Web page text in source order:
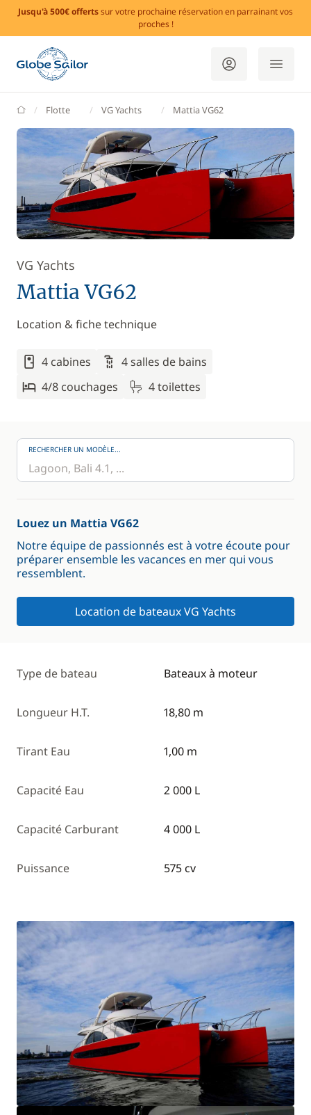
Jusqu'à 500€ offertssur votre prochaine réservation en parrainant vos
proches !
GlobeSailor
Flotte VG Yachts Mattia VG62
VG Yachts
Mattia VG62
Location & fiche technique
4 cabines
4 salles de bains
4/8 couchages
4 toilettes
RECHERCHER UN MODÈLE...
Louez un Mattia VG62
Notre équipe de passionnés est à votre écoute pour
préparer ensemble les vacances en mer qui vous
ressemblent.
Location de bateaux VG Yachts
Type de bateau Bateaux à moteur
Longueur H.T. 18,80 m
Tirant Eau 1,00 m
Capacité Eau 2 000 L
Capacité Carburant 4 000 L
Puissance 575 cv